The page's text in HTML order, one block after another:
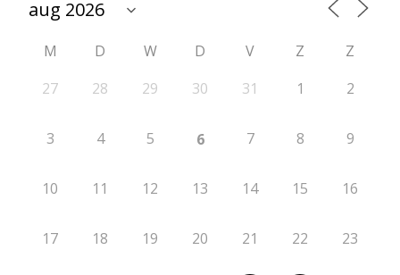
i
e
2
2
2
M D W D V Z
Z
27
28 29 30 31 1 2
3 4 5 6 7 8 9
10 11 12 13 14 15 16
17 18 19 20 21 22 23